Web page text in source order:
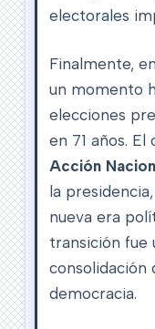
electorales
Finalmente,
un momento
elecciones
en 71 años. El
Acción
la
nueva era
transición fue
consolidación
democracia.